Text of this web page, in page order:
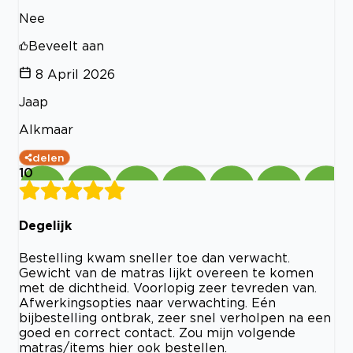
Nee
Beveelt aan
8 April 2026
Jaap
Alkmaar
delen
10
Degelijk
Bestelling kwam sneller toe dan verwacht.
Gewicht van de matras lijkt overeen te komen
met de dichtheid. Voorlopig zeer tevreden van.
Afwerkingsopties naar verwachting. Eén
bijbestelling ontbrak, zeer snel verholpen na een
goed en correct contact. Zou mijn volgende
matras/items hier ook bestellen.